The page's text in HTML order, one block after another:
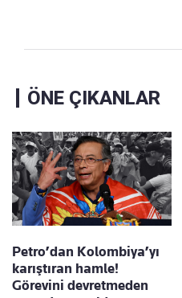
ÖNE ÇIKANLAR
Petro’dan Kolombiya’yı
karıştıran hamle!
Görevini devretmeden